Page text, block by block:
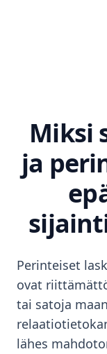
Miksi
ja
Perinteiset
ovat
tai satoja
lähes